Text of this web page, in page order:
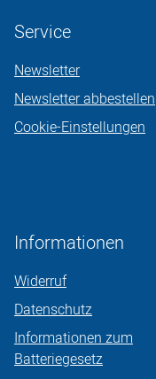
Service
Newsletter
Newsletter abbestellen
Cookie-Einstellungen
Informationen
Widerruf
Datenschutz
Informationen zum
Batteriegesetz